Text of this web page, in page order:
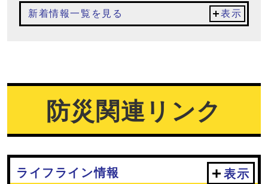
新着情報一覧を見る 表示
防災関連リンク
ライフライン情報 表示